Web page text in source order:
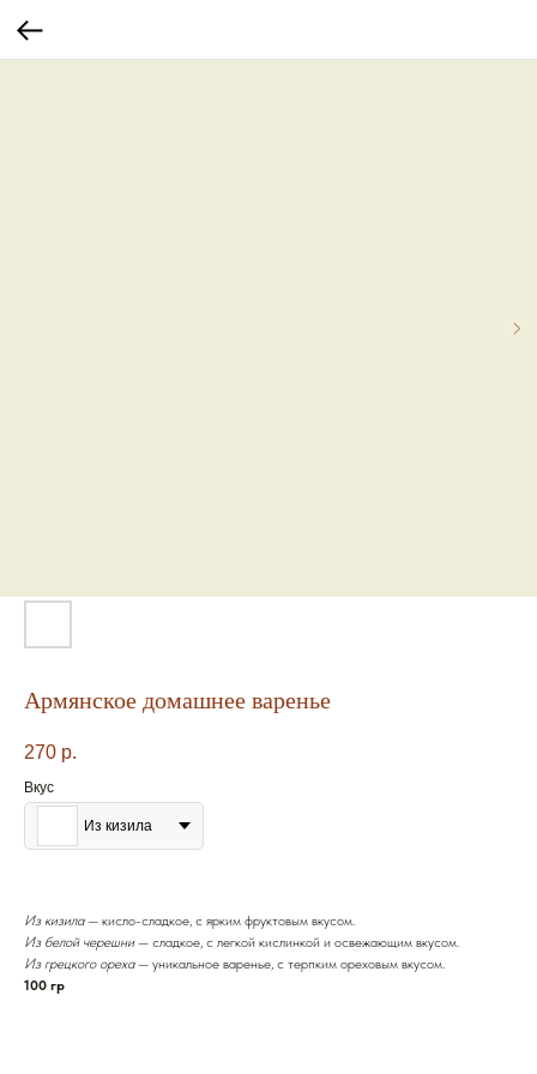
Армянское домашнее варенье
270 р.
Вкус
Из кизила
Из кизила— кисло-сладкое, с ярким фруктовым вкусом.
Из белой черешни— сладкое, с легкой кислинкой и освежающим вкусом.
Из грецкого ореха— уникальное варенье, с терпким ореховым вкусом.
100 гр